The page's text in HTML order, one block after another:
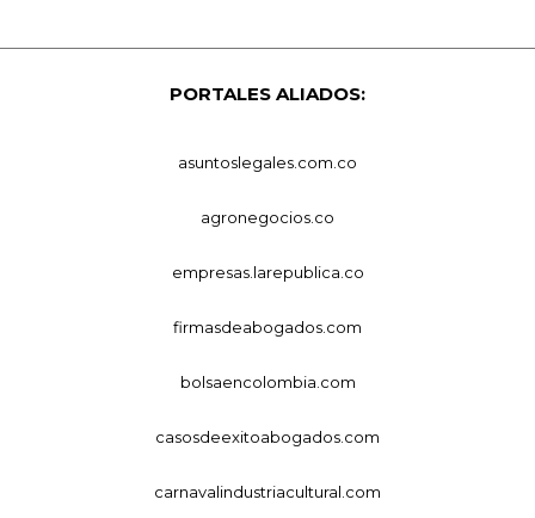
PORTALES ALIADOS:
asuntoslegales.com.co
agronegocios.co
empresas.larepublica.co
firmasdeabogados.com
bolsaencolombia.com
casosdeexitoabogados.com
carnavalindustriacultural.com